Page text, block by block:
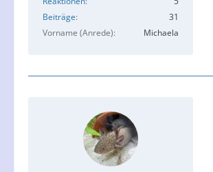
Beiträge
31
Vorname (Anrede)
Michaela